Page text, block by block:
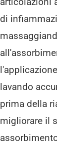
di
lavando
prima della
migliorare il